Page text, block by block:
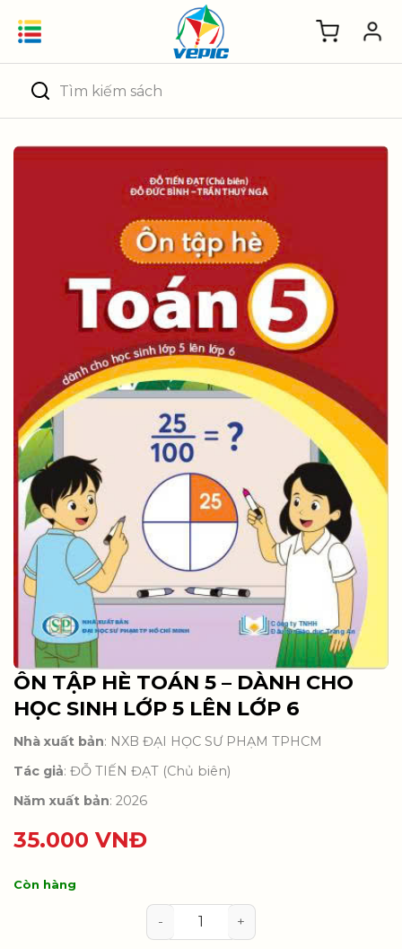
Tìm
kiếm:
ÔN TẬP HÈ TOÁN 5 – DÀNH CHO
HỌC SINH LỚP 5 LÊN LỚP 6
Nhà xuất bản: NXB ĐẠI HỌC SƯ PHẠM TPHCM
Tác giả: ĐỖ TIẾN ĐẠT (Chủ biên)
Năm xuất bản: 2026
35.000 VNĐ
Còn hàng
ÔN TẬP HÈ TOÁN 5 - DÀNH CHO